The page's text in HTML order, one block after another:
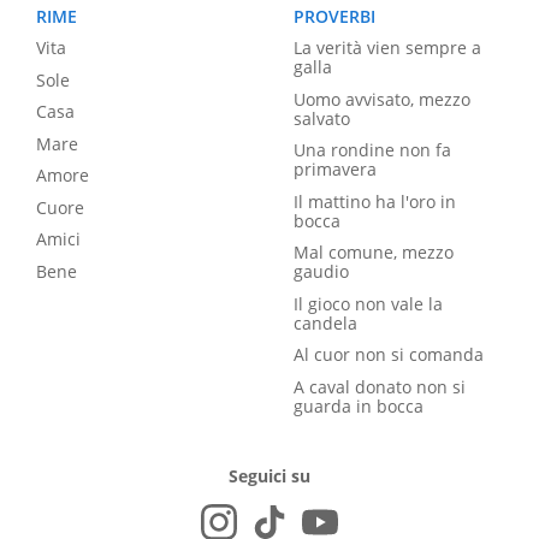
RIME
Vita
Sole
Casa
Mare
Amore
Cuore
Amici
Bene
PROVERBI
La verità vien sempre a
galla
Uomo avvisato, mezzo
salvato
Una rondine non fa
primavera
Il mattino ha l'oro in
bocca
Mal comune, mezzo
gaudio
Il gioco non vale la
candela
Al cuor non si comanda
A caval donato non si
guarda in bocca
Seguici su